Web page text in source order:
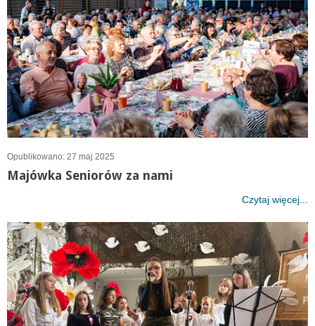
Opublikowano: 27 maj 2025
Majówka Seniorów za nami
Czytaj więcej...